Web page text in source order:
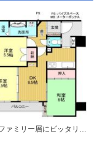
▲単身者やファミリー層にピッタリな3DK。